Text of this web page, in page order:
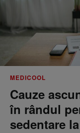
MEDICOOL
Cauze
în rândul
sedentare